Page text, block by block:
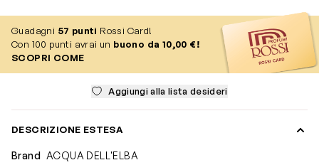
Guadagni 57 punti Rossi Card!
Con 100 punti avrai un buono da 10,00 €!
SCOPRI COME
Aggiungi alla lista desideri
DESCRIZIONE ESTESA
Brand ACQUA DELL'ELBA